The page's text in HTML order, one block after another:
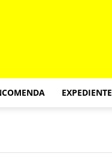
EXPEDIENTE